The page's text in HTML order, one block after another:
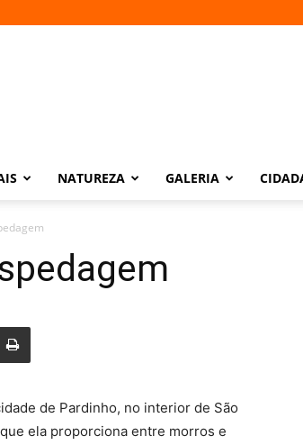
NATUREZA GALERIA
de Pardinho, no interior de São
ela proporciona entre morros e